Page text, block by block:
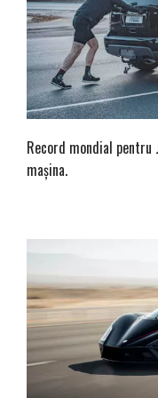
Record mondial
mașina.